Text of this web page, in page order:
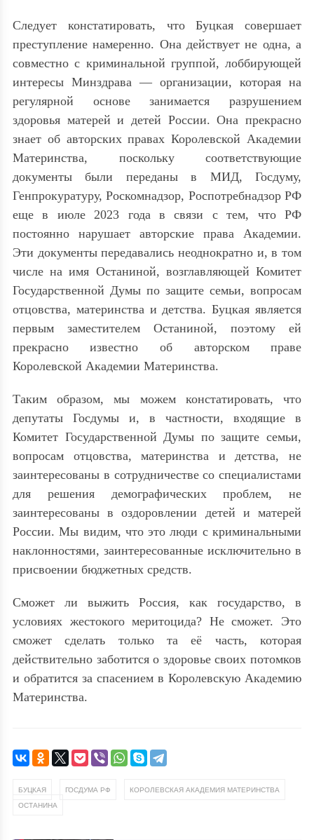
Следует констатировать, что Буцкая совершает
преступление намеренно. Она действует не одна, а
совместно с криминальной группой, лоббирующей
интересы Минздрава — организации, которая на
регулярной основе занимается разрушением
здоровья матерей и детей России. Она прекрасно
знает об авторских правах Королевской Академии
Материнства, поскольку соответствующие
документы были переданы в МИД, Госдуму,
Генпрокуратуру, Роскомнадзор, Роспотребнадзор РФ
еще в июле 2023 года в связи с тем, что РФ
постоянно нарушает авторские права Академии.
Эти документы передавались неоднократно и, в том
числе на имя Останиной, возглавляющей Комитет
Государственной Думы по защите семьи, вопросам
отцовства, материнства и детства. Буцкая является
первым заместителем Останиной, поэтому ей
прекрасно известно об авторском праве
Королевской Академии Материнства.
Таким образом, мы можем констатировать, что
депутаты Госдумы и, в частности, входящие в
Комитет Государственной Думы по защите семьи,
вопросам отцовства, материнства и детства, не
заинтересованы в сотрудничестве со специалистами
для решения демографических проблем, не
заинтересованы в оздоровлении детей и матерей
России. Мы видим, что это люди с криминальными
наклонностями, заинтересованные исключительно в
присвоении бюджетных средств.
Сможет ли выжить Россия, как государство, в
условиях жестокого меритоцида? Не сможет. Это
сможет сделать только та её часть, которая
действительно заботится о здоровье своих потомков
и обратится за спасением в Королевскую Академию
Материнства.
БУЦКАЯ ГОСДУМА РФ КОРОЛЕВСКАЯ АКАДЕМИЯ МАТЕРИНСТВА
ОСТАНИНА